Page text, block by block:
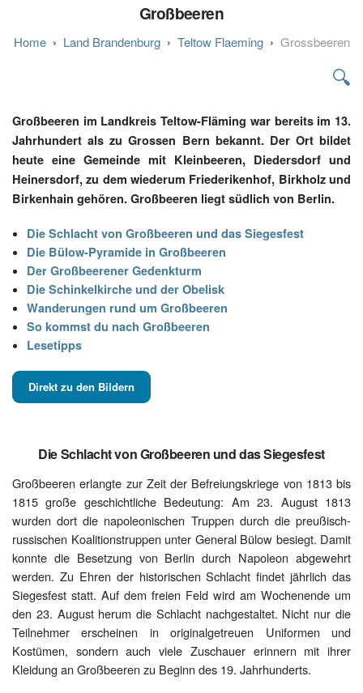
Großbeeren
Land Brandenburg Teltow Flaeming Grossbeeren
🔍
Großbeeren im Landkreis Teltow-Fläming war bereits im 13.
Jahrhundert als zu Grossen Bern bekannt. Der Ort bildet
heute eine Gemeinde mit Kleinbeeren, Diedersdorf und
Heinersdorf, zu dem wiederum Friederikenhof, Birkholz und
Birkenhain gehören. Großbeeren liegt südlich von Berlin.
Die Schlacht von Großbeeren und das Siegesfest
Die Bülow-Pyramide in Großbeeren
Der Großbeerener Gedenkturm
Die Schinkelkirche und der Obelisk
Wanderungen rund um Großbeeren
So kommst du nach Großbeeren
Lesetipps
Direkt zu den Bildern
Die Schlacht von Großbeeren und das Siegesfest
Großbeeren erlangte zur Zeit der Befreiungskriege von 1813 bis
1815 große geschichtliche Bedeutung: Am 23. August 1813
wurden dort die napoleonischen Truppen durch die preußisch-
russischen Koalitionstruppen unter General Bülow besiegt. Damit
konnte die Besetzung von Berlin durch Napoleon abgewehrt
werden. Zu Ehren der historischen Schlacht findet jährlich das
Siegesfest statt. Auf dem freien Feld wird am Wochenende um
den 23. August herum die Schlacht nachgestaltet. Nicht nur die
Teilnehmer erscheinen in originalgetreuen Uniformen und
Kostümen, sondern auch viele Zuschauer erinnern mit ihrer
Kleidung an Großbeeren zu Beginn des 19. Jahrhunderts.